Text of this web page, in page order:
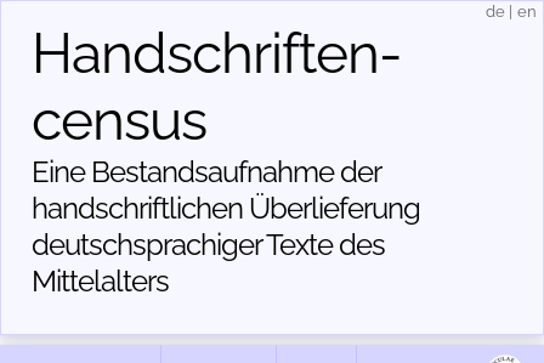
Handschriften­
census
Eine Bestandsaufnahme der
handschriftlichen Über­lieferung
deutschsprachiger Texte des
Mittelalters
de en